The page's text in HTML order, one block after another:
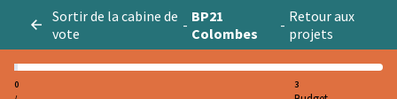
Sortir de la cabine de
vote
- BP21
Colombes
- Retour aux
projets
0
3